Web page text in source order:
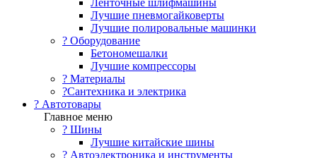
Лучшие пневмогайковерты
Лучшие полировальные машинки
?️ Оборудование
Бетономешалки
Лучшие компрессоры
? Материалы
?Сантехника и электрика
? Автотовары
Главное меню
? Шины
Лучшие китайские шины
? Автоэлектроника и инструменты